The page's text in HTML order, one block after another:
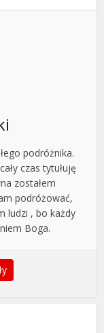
podróżnika.
czas tytułuję
zostałem
podróżować,
ludzi , bo każdy
Boga.